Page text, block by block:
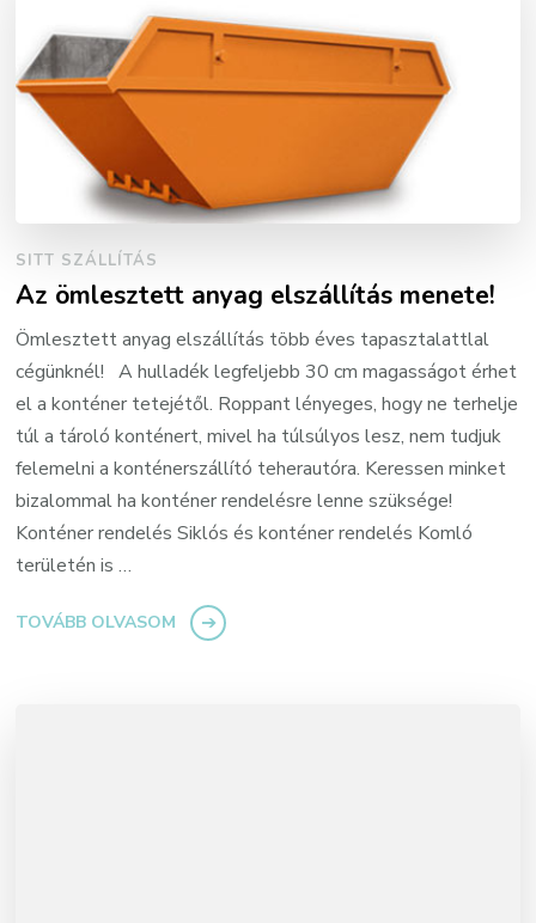
SITT SZÁLLÍTÁS
Az ömlesztett anyag elszállítás menete!
Ömlesztett anyag elszállítás több éves tapasztalattlal
cégünknél! A hulladék legfeljebb 30 cm magasságot érhet
el a konténer tetejétől. Roppant lényeges, hogy ne terhelje
túl a tároló konténert, mivel ha túlsúlyos lesz, nem tudjuk
felemelni a konténerszállító teherautóra. Keressen minket
bizalommal ha konténer rendelésre lenne szüksége!
Konténer rendelés Siklós és konténer rendelés Komló
területén is …
TOVÁBB OLVASOM